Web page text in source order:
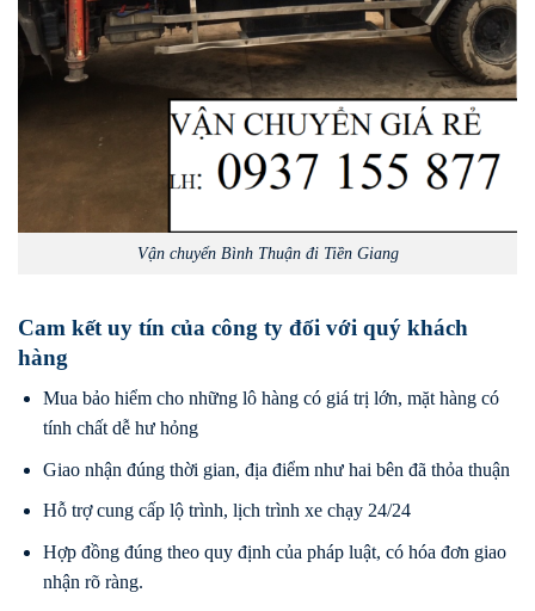
Vận chuyển Bình Thuận đi Tiền Giang
Cam kết uy tín của công ty đối với quý khách
hàng
Mua bảo hiểm cho những lô hàng có giá trị lớn, mặt hàng có
tính chất dễ hư hỏng
Giao nhận đúng thời gian, địa điểm như hai bên đã thỏa thuận
Hỗ trợ cung cấp lộ trình, lịch trình xe chạy 24/24
Hợp đồng đúng theo quy định của pháp luật, có hóa đơn giao
nhận rõ ràng.